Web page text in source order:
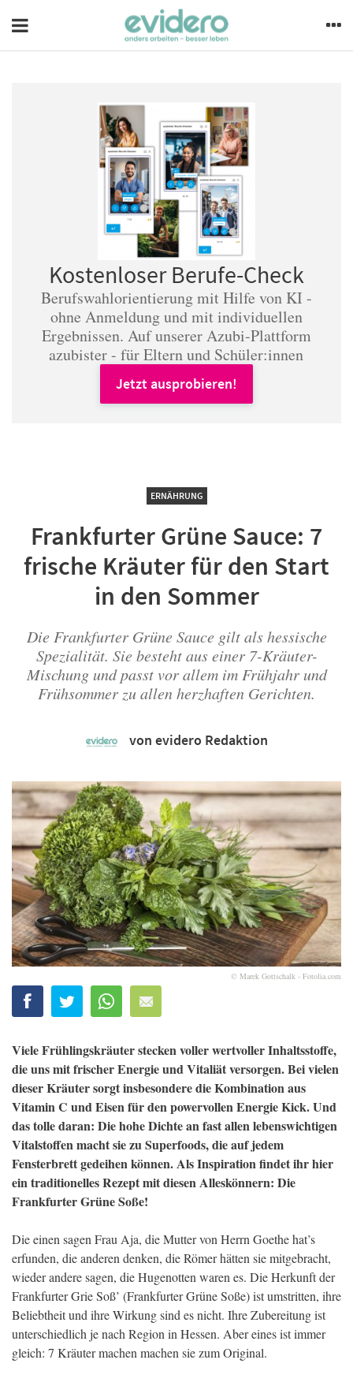
Kostenloser Berufe-Check
Berufswahlorientierung mit Hilfe von KI -
ohne Anmeldung und mit individuellen
Ergebnissen. Auf unserer Azubi-Plattform
azubister - für Eltern und Schüler:innen
Jetzt ausprobieren!
ERNÄHRUNG
Frankfurter Grüne Sauce: 7
frische Kräuter für den Start
in den Sommer
Die Frankfurter Grüne Sauce gilt als hessische
Spezialität. Sie besteht aus einer 7-Kräuter-
Mischung und passt vor allem im Frühjahr und
Frühsommer zu allen herzhaften Gerichten.
von evidero Redaktion
© Marek Gottschalk - Fotolia.com
Viele Frühlingskräuter stecken voller wertvoller Inhaltsstoffe,
die uns mit frischer Energie und Vitaliät versorgen. Bei vielen
dieser Kräuter sorgt insbesondere die Kombination aus
Vitamin C und Eisen für den powervollen Energie Kick. Und
das tolle daran: Die hohe Dichte an fast allen lebenswichtigen
Vitalstoffen macht sie zu Superfoods, die auf jedem
Fensterbrett gedeihen können. Als Inspiration findet ihr hier
ein traditionelles Rezept mit diesen Alleskönnern: Die
Frankfurter Grüne Soße!
Die einen sagen Frau Aja, die Mutter von Herrn Goethe hat’s
erfunden, die anderen denken, die Römer hätten sie mitgebracht,
wieder andere sagen, die Hugenotten waren es. Die Herkunft der
Frankfurter Grie Soß’ (Frankfurter Grüne Soße) ist umstritten, ihre
Beliebtheit und ihre Wirkung sind es nicht. Ihre Zubereitung ist
unterschiedlich je nach Region in Hessen. Aber eines ist immer
gleich: 7 Kräuter machen machen sie zum Original.